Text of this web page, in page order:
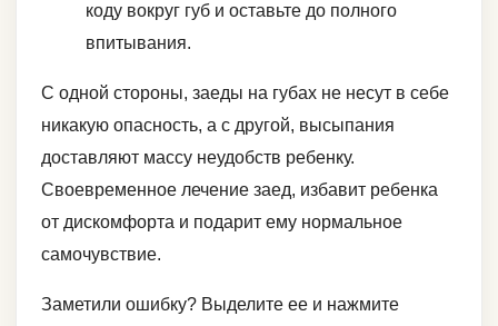
коду вокруг губ и оставьте до полного
впитывания.
С одной стороны, заеды на губах не несут в себе
никакую опасность, а с другой, высыпания
доставляют массу неудобств ребенку.
Своевременное лечение заед, избавит ребенка
от дискомфорта и подарит ему нормальное
самочувствие.
Заметили ошибку? Выделите ее и нажмите